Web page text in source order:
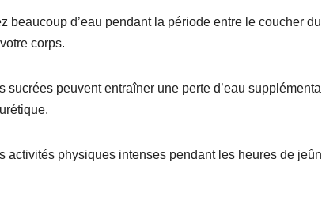
d’eau pendant la période entre le coucher du
corps.
peuvent entraîner une perte d’eau
physiques intenses pendant les heures de